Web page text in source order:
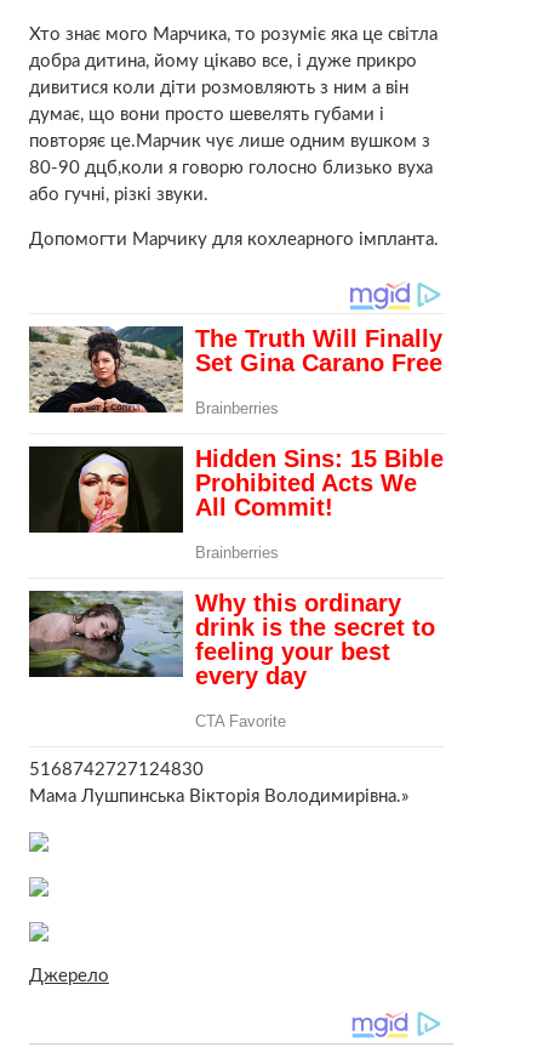
Хто знає мого Марчика, то розуміє яка це світла
добра дитина, йому цікаво все, і дуже прикро
дивитися коли діти розмовляють з ним а він
думає, що вони просто шевелять губами і
повторяє це.Марчик чує лише одним вушком з
80-90 дцб,коли я говорю голосно близько вуха
або гучні, різкі звуки.
Допомогти Марчику для кохлеарного імпланта.
5168742727124830
Мама Лушпинська Вікторія Володимирівна.»
Джерело